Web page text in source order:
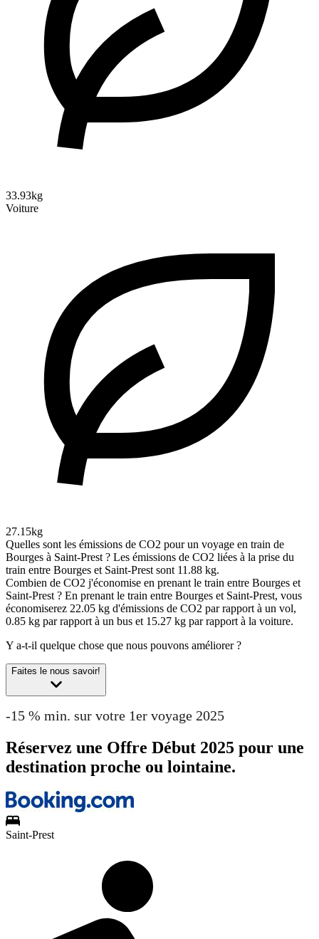
33.93kg
Voiture
27.15kg
Quelles sont les émissions de CO2 pour un voyage en train de
Bourges à Saint-Prest ? Les émissions de CO2 liées à la prise du
train entre Bourges et Saint-Prest sont 11.88 kg.
Combien de CO2 j'économise en prenant le train entre Bourges et
Saint-Prest ? En prenant le train entre Bourges et Saint-Prest, vous
économiserez 22.05 kg d'émissions de CO2 par rapport à un vol,
0.85 kg par rapport à un bus et 15.27 kg par rapport à la voiture.
Y a-t-il quelque chose que nous pouvons améliorer ?
Faites le nous savoir!
-15 % min. sur votre 1er voyage 2025
Réservez une Offre Début 2025 pour une
destination proche ou lointaine.
Saint-Prest